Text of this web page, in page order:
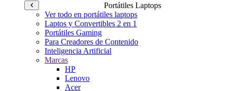
Portátiles Laptops
Ver todo en portátiles laptops
Laptos y Convertibles 2 en 1
Portátiles Gaming
Para Creadores de Contenido
Inteligencia Artificial
Marcas
HP
Lenovo
Acer